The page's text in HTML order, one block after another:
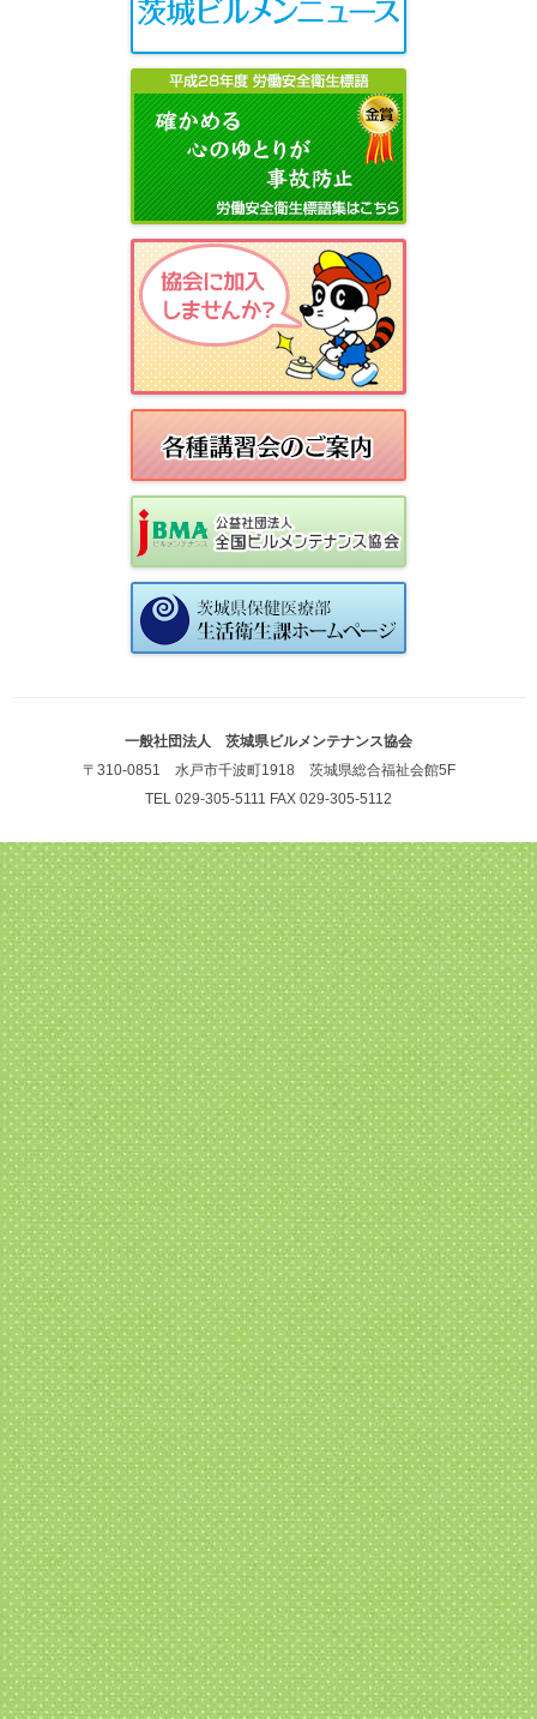
一般社団法人 茨城県ビルメンテナンス協会
〒310-0851 水戸市千波町1918 茨城県総合福祉会館5F
TEL 029-305-5111 FAX 029-305-5112